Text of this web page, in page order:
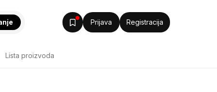
Prijava Registracija
Lista proizvoda